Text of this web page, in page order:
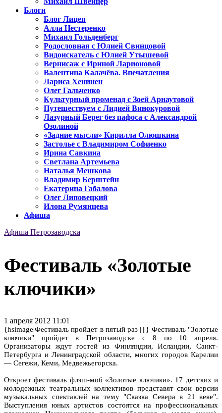
Блоги
Блог Лицея
Алла Нестеренко
Михаил Гольденберг
Родословная с Юлией Свинцовой
Видоискатель с Юлией Утышевой
Вернисаж с Ириной Ларионовой
Валентина Калачёва. Впечатления
Лариса Хенинен
Олег Гальченко
Культурный променад с Зоей Арнаутовой
Путешествуем с Лидией Винокуровой
Лазурный Берег без пафоса с Александрой
Озолиной
«Задние мысли» Кирилла Олюшкина
Застолье с Владимиром Софиенко
Ирина Савкина
Светлана Артемьева
Наталья Мешкова
Владимир Берштейн
Екатерина Габалова
Олег Липовецкий
Илона Румянцева
Афиша
Афиша Петрозаводска
Фестиваль «Золотые
ключики»
1 апреля 2012 11:01
{hsimage|Фестиваль пройдет в пятый раз ||||} Фестиваль "Золотые
ключики" пройдет в Петрозаводске с 8 по 10 апреля.
Организаторы ждут гостей из Финляндии, Исландии, Санкт-
Петербурга и Ленинградской области, многих городов Карелии
— Сегежи, Кеми, Медвежьегорска.
Откроет фестиваль флэш-моб «Золотые ключики». 17 детских и
молодежных театральных коллективов представят свои версии
музыкальных спектаклей на тему "Сказка Севера в 21 веке".
Выступления юных артистов состоятся на профессиональных